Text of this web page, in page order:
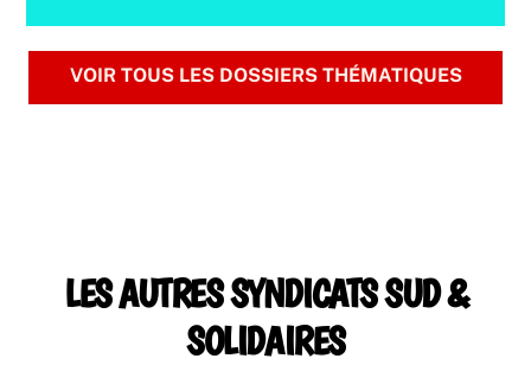
Précaires
VOIR TOUS LES DOSSIERS THÉMATIQUES
LES AUTRES SYNDICATS SUD &
SOLIDAIRES